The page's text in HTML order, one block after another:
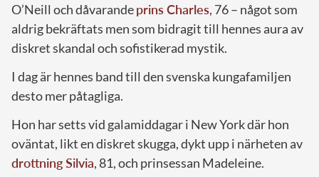
O’Neill och dåvarandeprins Charles, 76 – något som
aldrig bekräftats men som bidragit till hennes aura av
diskret skandal och sofistikerad mystik.
I dag är hennes band till den svenska kungafamiljen
desto mer påtagliga.
Hon har setts vid galamiddagar i New York där hon
oväntat, likt en diskret skugga, dykt upp i närheten av
drottning Silvia, 81, och prinsessan Madeleine.